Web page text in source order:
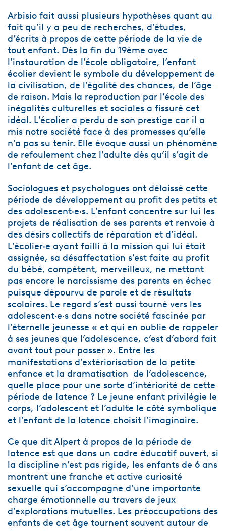
Arbisio fait aussi plusieurs hypothèses quant au
fait qu’il y a peu de recherches, d’études,
d’écrits à propos de cette période de la vie de
tout enfant. Dès la fin du 19ème avec
l’instauration de l’école obligatoire, l’enfant
écolier devient le symbole du développement de
la civilisation, de l’égalité des chances, de l’âge
de raison. Mais la reproduction par l’école des
inégalités culturelles et sociales a fissuré cet
idéal. L’écolier a perdu de son prestige car il a
mis notre société face à des promesses qu’elle
n’a pas su tenir. Elle évoque aussi un phénomène
de refoulement chez l’adulte dès qu’il s’agit de
l’enfant de cet âge.
Sociologues et psychologues ont délaissé cette
période de développement au profit des petits et
des adolescent·e·s. L’enfant concentre sur lui les
projets de réalisation de ses parents et renvoie à
des désirs collectifs de réparation et d’idéal.
L’écolier·e ayant failli à la mission qui lui était
assignée, sa désaffectation s’est faite au profit
du bébé, compétent, merveilleux, ne mettant
pas encore le narcissisme des parents en échec
puisque dépourvu de parole et de résultats
scolaires. Le regard s’est aussi tourné vers les
adolescent·e·s dans notre société fascinée par
l’éternelle jeunesse « et qui en oublie de rappeler
à ses jeunes que l’adolescence, c’est d’abord fait
avant tout pour passer ». Entre les
manifestations d’extériorisation de la petite
enfance et la dramatisation de l’adolescence,
quelle place pour une sorte d’intériorité de cette
période de latence ? Le jeune enfant privilégie le
corps, l’adolescent et l’adulte le côté symbolique
et l’enfant de la latence choisit l’imaginaire.
Ce que dit Alpert à propos de la période de
latence est que dans un cadre éducatif ouvert, si
la discipline n’est pas rigide, les enfants de 6 ans
montrent une franche et active curiosité
sexuelle qui s’accompagne d’une importante
charge émotionnelle au travers de jeux
d’explorations mutuelles. Les préoccupations des
enfants de cet âge tournent souvent autour de